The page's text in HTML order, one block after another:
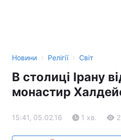
Новини › Релігії › Світ
В столиці Ірану
монастир
15:41, 05.02.16 1 хв.